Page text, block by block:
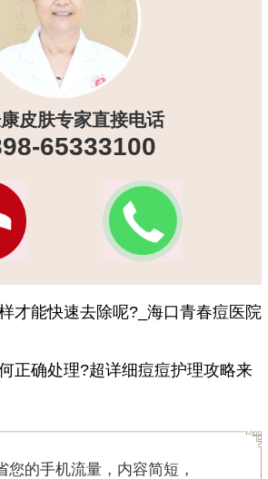
皮肤专家直接电话
65333100
才能快速去除呢?_海口青春痘医院
正确处理?超详细痘痘护理攻略来
您的手机流量，内容简短，